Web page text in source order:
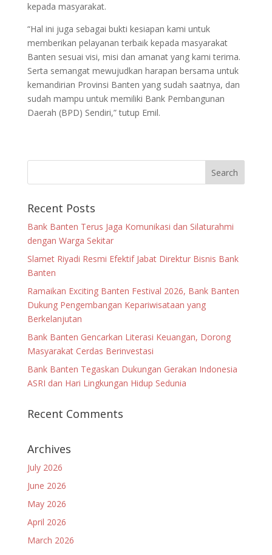
kepada masyarakat.
“Hal ini juga sebagai bukti kesiapan kami untuk
memberikan pelayanan terbaik kepada masyarakat
Banten sesuai visi, misi dan amanat yang kami terima.
Serta semangat mewujudkan harapan bersama untuk
kemandirian Provinsi Banten yang sudah saatnya, dan
sudah mampu untuk memiliki Bank Pembangunan
Daerah (BPD) Sendiri,” tutup Emil.
Recent Posts
Bank Banten Terus Jaga Komunikasi dan Silaturahmi
dengan Warga Sekitar
Slamet Riyadi Resmi Efektif Jabat Direktur Bisnis Bank
Banten
Ramaikan Exciting Banten Festival 2026, Bank Banten
Dukung Pengembangan Kepariwisataan yang
Berkelanjutan
Bank Banten Gencarkan Literasi Keuangan, Dorong
Masyarakat Cerdas Berinvestasi
Bank Banten Tegaskan Dukungan Gerakan Indonesia
ASRI dan Hari Lingkungan Hidup Sedunia
Recent Comments
Archives
July 2026
June 2026
May 2026
April 2026
March 2026